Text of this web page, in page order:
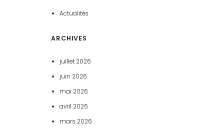
Actualités
ARCHIVES
juillet 2026
juin 2026
mai 2026
avril 2026
mars 2026